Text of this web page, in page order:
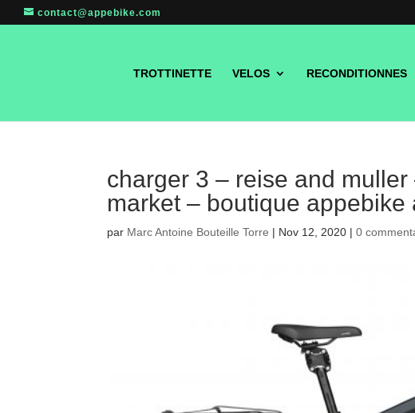
contact@appebike.com
TROTTINETTE VELOS RECONDITIONNES
charger 3 – reise and
market – boutique appebike
par Marc Antoine Bouteille Torre | Nov 12, 2020 |0